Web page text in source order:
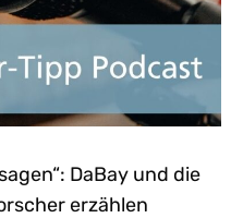
DaBay und die
erzählen